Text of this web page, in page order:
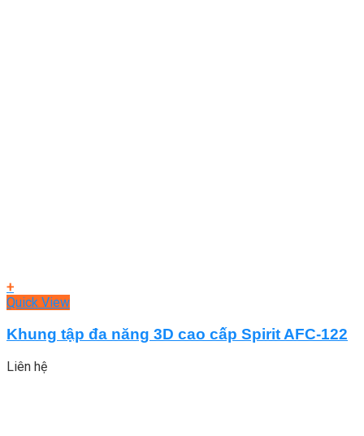
+
Quick View
Khung tập đa năng 3D cao cấp Spirit AFC-122
Liên hệ